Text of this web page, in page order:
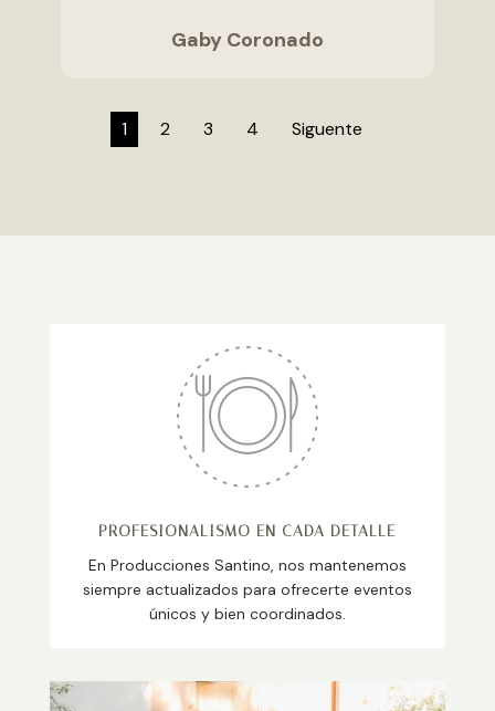
Gaby Coronado
1 2 3 4 Siguente
PROFESIONALISMO EN CADA DETALLE
En Producciones Santino, nos mantenemos
siempre actualizados para ofrecerte eventos
únicos y bien coordinados.